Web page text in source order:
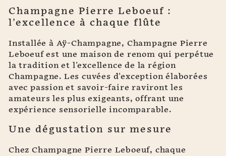
Champagne Pierre Leboeuf :
l'excellence à chaque flûte
Installée à Aÿ-Champagne, Champagne Pierre
Leboeuf est une maison de renom qui perpétue
la tradition et l'excellence de la région
Champagne. Les cuvées d'exception élaborées
avec passion et savoir-faire raviront les
amateurs les plus exigeants, offrant une
expérience sensorielle incomparable.
Une dégustation sur mesure
Chez Champagne Pierre Leboeuf, chaque